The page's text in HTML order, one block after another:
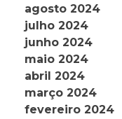
agosto 2024
julho 2024
junho 2024
maio 2024
abril 2024
março 2024
fevereiro 2024